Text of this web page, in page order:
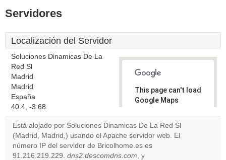
Servidores
Localización del Servidor
Soluciones Dinamicas De La
Red Sl
Madrid
Madrid
España
40.4, -3.68
This page can't load
Google Maps
Do you
website?
Está alojado por Soluciones Dinamicas De La Red Sl
(Madrid, Madrid,) usando el Apache servidor web. El
número IP del servidor de Bricolhome.es es
91.216.219.229. dns2.descomdns.com, y